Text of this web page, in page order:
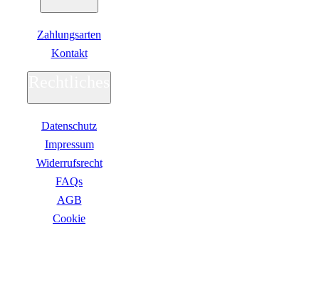
Zahlungsarten
Kontakt
Datenschutz
Impressum
Widerrufsrecht
FAQs
AGB
Сookie